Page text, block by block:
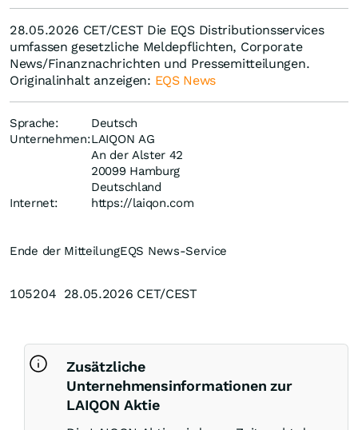
28.05.2026 CET/CEST Die EQS Distributionsservices
umfassen gesetzliche Meldepflichten, Corporate
News/Finanznachrichten und Pressemitteilungen.
Originalinhalt anzeigen: EQS News
Sprache:
Deutsch
Unternehmen:LAIQON AG
An der Alster 42
20099 Hamburg
Deutschland
Internet:
https://laiqon.com
Ende der MitteilungEQS News-Service
105204 28.05.2026 CET/CEST
Zusätzliche
Unternehmensinformationen zur
LAIQON Aktie